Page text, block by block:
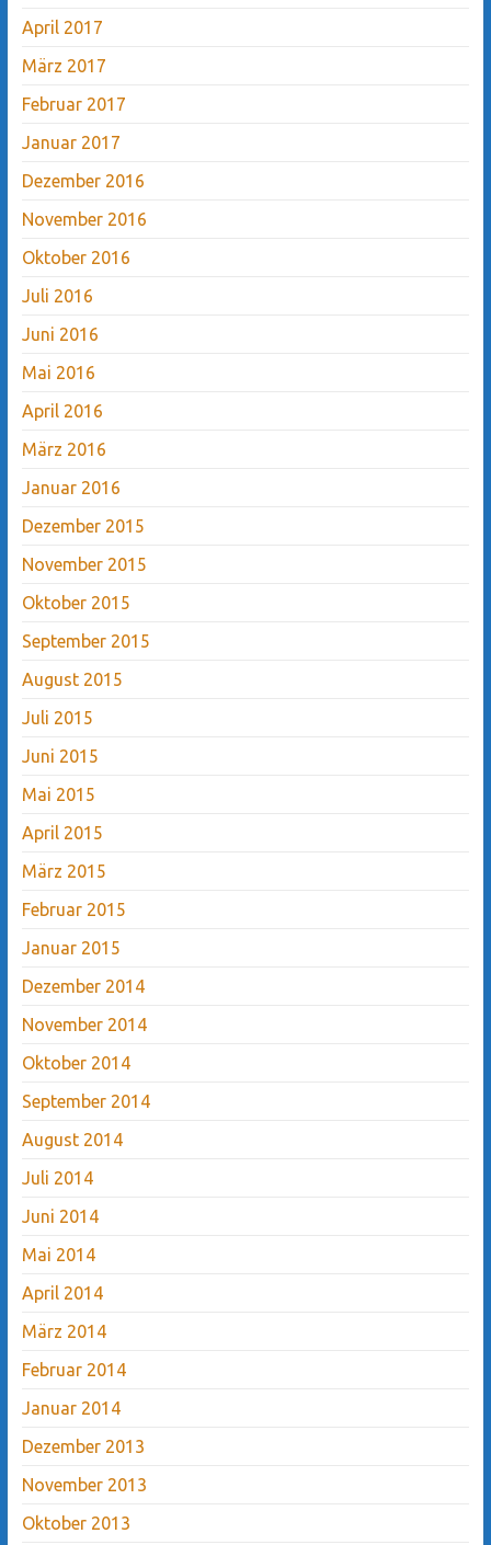
April 2017
März 2017
Februar 2017
Januar 2017
Dezember 2016
November 2016
Oktober 2016
Juli 2016
Juni 2016
Mai 2016
April 2016
März 2016
Januar 2016
Dezember 2015
November 2015
Oktober 2015
September 2015
August 2015
Juli 2015
Juni 2015
Mai 2015
April 2015
März 2015
Februar 2015
Januar 2015
Dezember 2014
November 2014
Oktober 2014
September 2014
August 2014
Juli 2014
Juni 2014
Mai 2014
April 2014
März 2014
Februar 2014
Januar 2014
Dezember 2013
November 2013
Oktober 2013